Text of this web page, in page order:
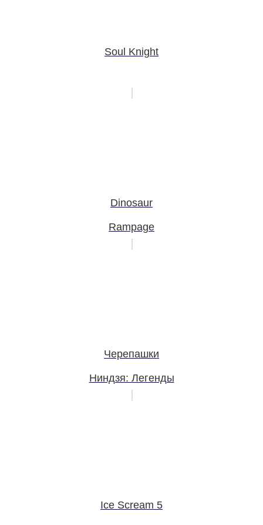
Soul Knight
Dinosaur
Rampage
Черепашки
Ниндзя: Легенды
Ice Scream 5